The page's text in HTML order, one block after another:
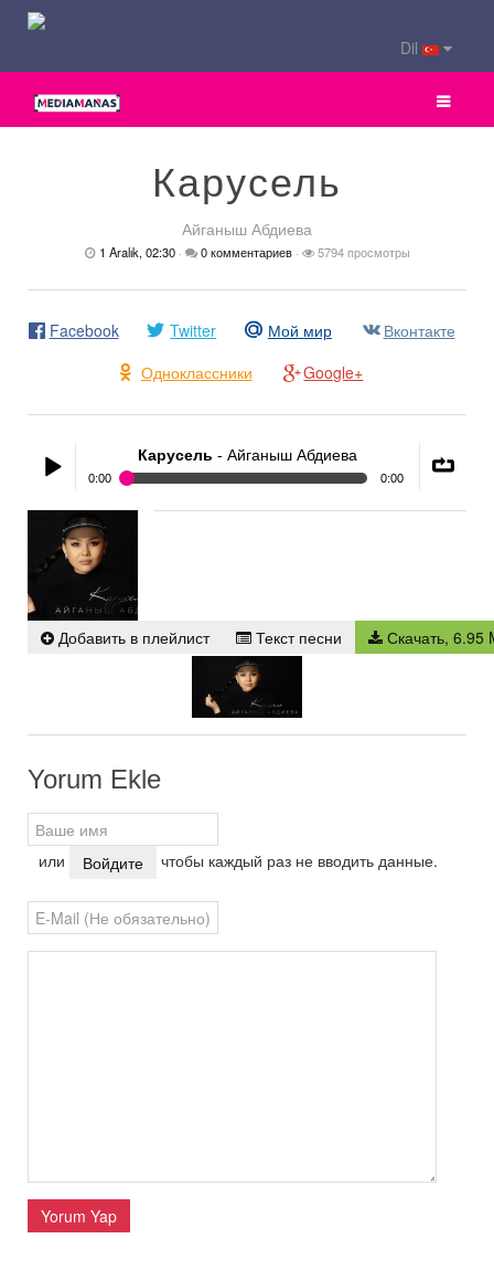
Dil
Карусель
Айганыш Абдиева
1 Aralık, 02:30· 0 комментариев· 5794 просмотры
Facebook Twitter Мой мир
Вконтакте
Одноклассники
Google+
Play /
Карусель - Айганыш Абдиева
0:00 0:00
Карусель- Айганыш Абдиева
Добавить в плейлист Текст песни Скачать, 6.95
Yorum Ekle
или Войдите чтобы каждый раз не вводить данные.
Yorum Yap